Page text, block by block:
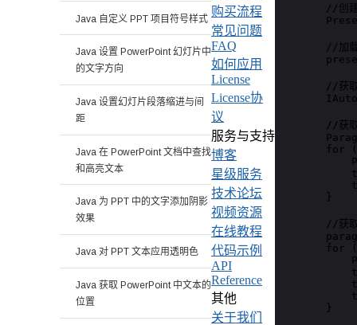
//创
//加
//获
//获取
for
        }
//获取
for
        }
Java 自定义 PPT 项目符号样式
Java 设置 PowerPoint 幻灯片中
的文字方向
Java 设置幻灯片段落缩进与间
距
Java 在 PowerPoint 文档中查找
和高亮文本
Java 为 PPT 中的文字添加阴影
效果
Java 对 PPT 文本应用透明色
Java 获取 PowerPoint 中文本的
位置
购买流程
常见问题
FAQ
如何应用
License
License协
议
服务与支持
博客
星级服务
技术论坛
视频资源
在线教程
代码示例
API
Reference
其他
关于我们